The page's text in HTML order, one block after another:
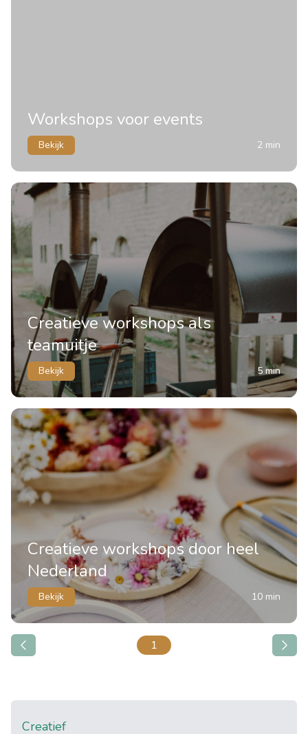
Workshops voor events
Bekijk 2 min
Creatieve workshops als
teamuitje
Bekijk 5 min
Creatieve workshops door heel
Nederland
Bekijk 10 min
1
Creatief